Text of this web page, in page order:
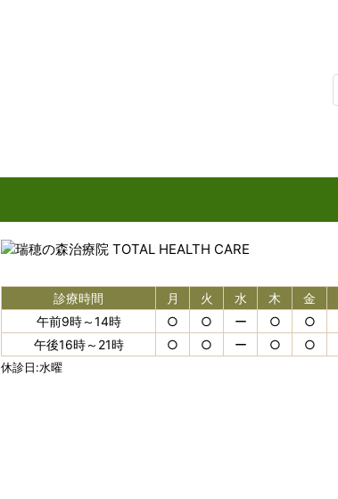
診療時間 月 火 水 木 金
午前9時～14時
○ ○ ー ○ ○
午後16時～21時
○ ○ ー ○ ○
休診日:水曜